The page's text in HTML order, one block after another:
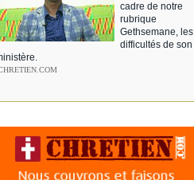
cadre de notre
rubrique
Gethsemane, les
difficultés de son